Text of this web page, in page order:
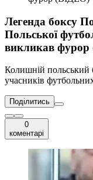
Легенда боксу
Польської
викликав
Колишній польський
учасників
Поділитись
0
коментарі